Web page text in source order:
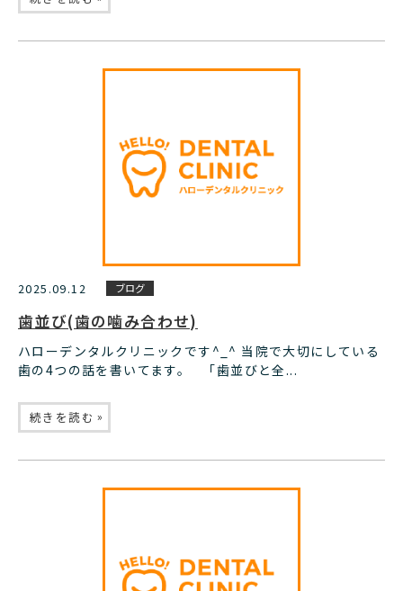
2025.09.12 ブログ
歯並び(歯の噛み合わせ)
ハローデンタルクリニックです^_^ 当院で大切にしている
歯の4つの話を書いてます。 「歯並びと全...
続きを読む »